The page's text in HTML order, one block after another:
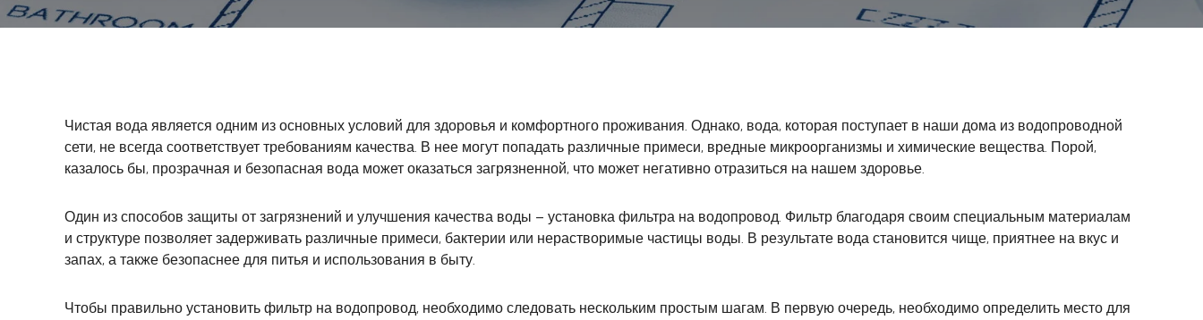
Чистая вода является одним из основных условий для здоровья и комфортного проживания. Однако, вода, которая поступает в наши дома из водопроводной
сети, не всегда соответствует требованиям качества. В нее могут попадать различные примеси, вредные микроорганизмы и химические вещества. Порой,
казалось бы, прозрачная и безопасная вода может оказаться загрязненной, что может негативно отразиться на нашем здоровье.
Один из способов защиты от загрязнений и улучшения качества воды – установка фильтра на водопровод. Фильтр благодаря своим специальным материалам
и структуре позволяет задерживать различные примеси, бактерии или нерастворимые частицы воды. В результате вода становится чище, приятнее на вкус и
запах, а также безопаснее для питья и использования в быту.
Чтобы правильно установить фильтр на водопровод, необходимо следовать нескольким простым шагам. В первую очередь, необходимо определить место для